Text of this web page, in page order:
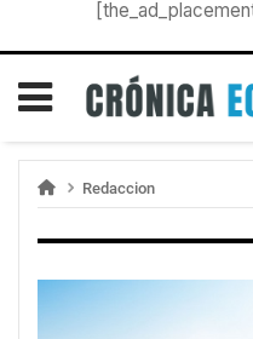
Redaccion